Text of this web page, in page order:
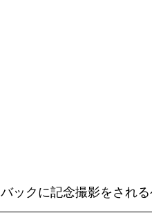
ックに記念撮影をされ